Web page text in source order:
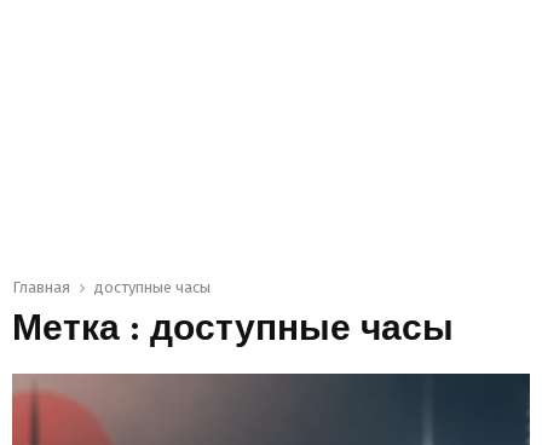
Главная доступные часы
Метка : доступные часы